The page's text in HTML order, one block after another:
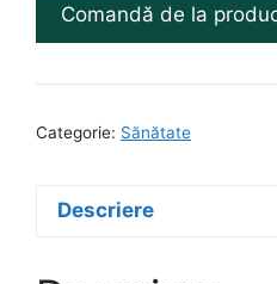
fost:
Comandă de la
Categorie: Sănătate
Descriere